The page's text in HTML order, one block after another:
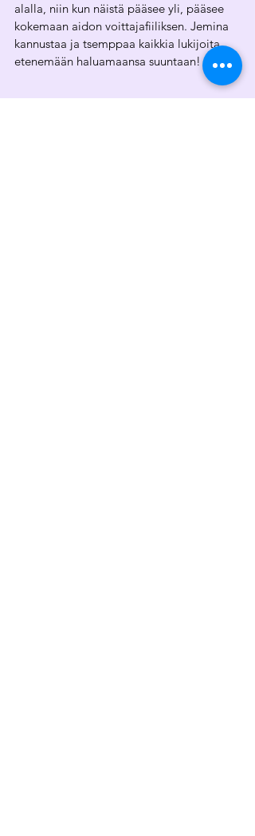
alalla, niin kun näistä pääsee yli, pääsee
kokemaan aidon voittajafiiliksen. Jemina
kannustaa ja tsemppaa kaikkia lukijoita
etenemään haluamaansa suuntaan!